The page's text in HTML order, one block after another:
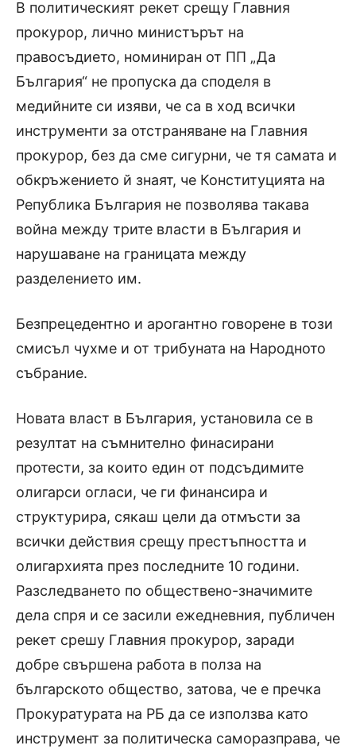
В политическият рекет срещу Главния
прокурор, лично министърът на
правосъдието, номиниран от ПП „Да
България“ не пропуска да споделя в
медийните си изяви, че са в ход всички
инструменти за отстраняване на Главния
прокурор, без да сме сигурни, че тя самата и
обкръжението й знаят, че Конституцията на
Република България не позволява такава
война между трите власти в България и
нарушаване на границата между
разделението им.
Безпрецедентно и арогантно говорене в този
смисъл чухме и от трибуната на Народното
събрание.
Новата власт в България, установила се в
резултат на съмнително финасирани
протести, за които един от подсъдимите
олигарси огласи, че ги финансира и
структурира, сякаш цели да отмъсти за
всички действия срещу престъпността и
олигархията през последните 10 години.
Разследването по обществено-значимите
дела спря и се засили ежедневния, публичен
рекет срешу Главния прокурор, заради
добре свършена работа в полза на
българското общество, затова, че е пречка
Прокуратурата на РБ да се използва като
инструмент за политическа саморазправа, че